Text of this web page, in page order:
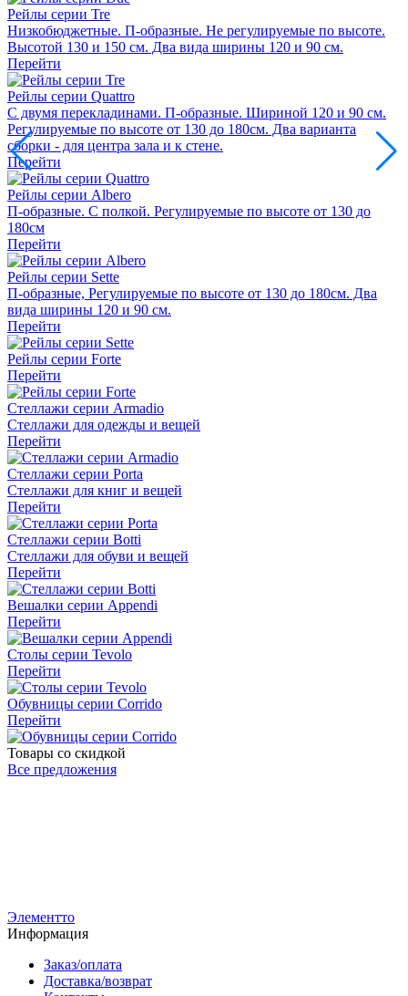
Рейлы серии Tre
Низкобюджетные. П-образные. Не регулируемые по высоте.
Высотой 130 и 150 см. Два вида ширины 120 и 90 см.
Перейти
Рейлы серии Quattro
С двумя перекладинами. П-образные. Шириной 120 и 90 см.
Регулируемые по высоте от 130 до 180см. Два варианта
сборки - для центра зала и к стене.
Перейти
Рейлы серии Albero
П-образные. С полкой. Регулируемые по высоте от 130 до
180см
Перейти
Рейлы серии Sette
П-образные, Регулируемые по высоте от 130 до 180см. Два
вида ширины 120 и 90 см.
Перейти
Рейлы серии Forte
Перейти
Стеллажи серии Armadio
Стеллажи для одежды и вещей
Перейти
Стеллажи серии Porta
Стеллажи для книг и вещей
Перейти
Стеллажи серии Botti
Стеллажи для обуви и вещей
Перейти
Вешалки серии Appendi
Перейти
Столы серии Tevolo
Перейти
Обувницы серии Corrido
Перейти
Товары со скидкой
Все предложения
Элементто
Информация
Заказ/оплата
Доставка/возврат